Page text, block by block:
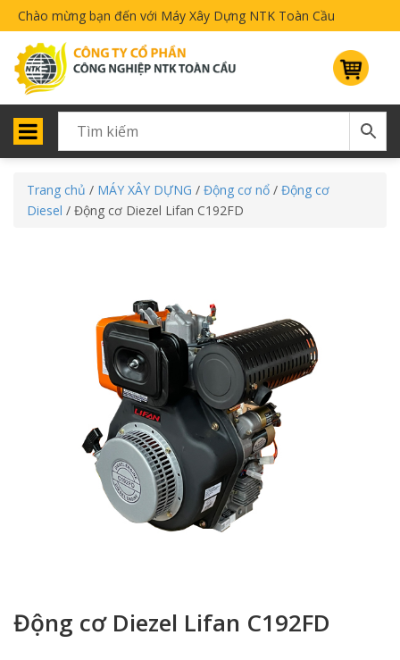
Chào mừng bạn đến với Máy Xây Dựng NTK Toàn Cầu
Trang chủ / MÁY XÂY DỰNG / Động cơ nổ / Động cơ
Diesel / Động cơ Diezel Lifan C192FD
Động cơ Diezel Lifan C192FD